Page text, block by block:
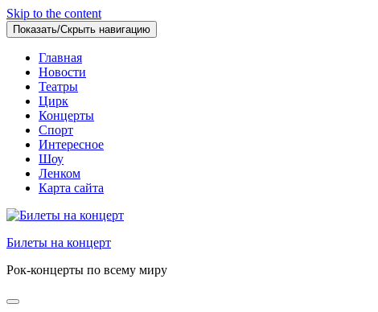
Skip to the content
Показать/Скрыть навигацию
Главная
Новости
Театры
Цирк
Концерты
Спорт
Интересное
Шоу
Ленком
Карта сайта
Билеты на концерт
Рок-концерты по всему миру